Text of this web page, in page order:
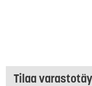
Tilaa